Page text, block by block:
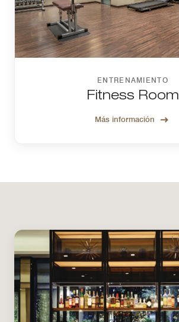
ENTRENAMIENTO
Fitness Room
Más información